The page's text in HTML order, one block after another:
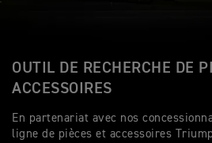
OUTIL DE RECHERCHE DE
ACCESSOIRES
En partenariat avec nos
ligne de pièces et accessoires